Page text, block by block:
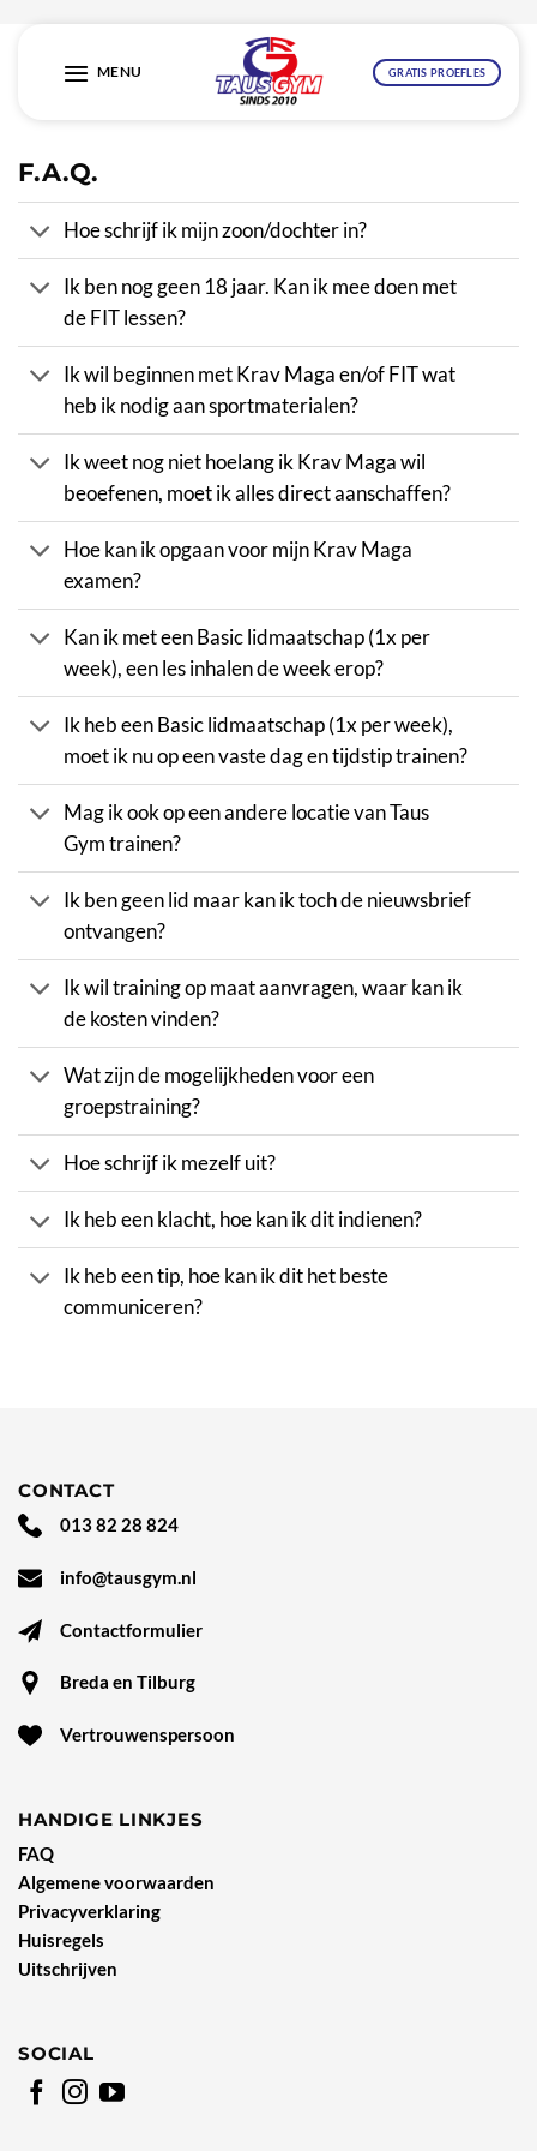
MENU GRATIS PROEFLES
F.A.Q.
Hoe schrijf ik mijn zoon/dochter in?
Ik ben nog geen 18 jaar. Kan ik mee doen met
de FIT lessen?
Ik wil beginnen met Krav Maga en/of FIT wat
heb ik nodig aan sportmaterialen?
Ik weet nog niet hoelang ik Krav Maga wil
beoefenen, moet ik alles direct aanschaffen?
Hoe kan ik opgaan voor mijn Krav Maga
examen?
Kan ik met een Basic lidmaatschap (1x per
week), een les inhalen de week erop?
Ik heb een Basic lidmaatschap (1x per week),
moet ik nu op een vaste dag en tijdstip trainen?
Mag ik ook op een andere locatie van Taus
Gym trainen?
Ik ben geen lid maar kan ik toch de nieuwsbrief
ontvangen?
Ik wil training op maat aanvragen, waar kan ik
de kosten vinden?
Wat zijn de mogelijkheden voor een
groepstraining?
Hoe schrijf ik mezelf uit?
Ik heb een klacht, hoe kan ik dit indienen?
Ik heb een tip, hoe kan ik dit het beste
communiceren?
CONTACT
013 82 28 824
info@tausgym.nl
Contactformulier
Breda en Tilburg
Vertrouwenspersoon
HANDIGE LINKJES
FAQ
Algemene voorwaarden
Privacyverklaring
Huisregels
Uitschrijven
SOCIAL